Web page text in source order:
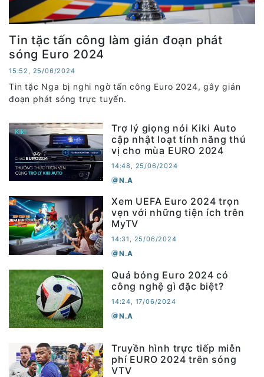
Tin tặc tấn công làm gián đoạn phát
sóng Euro 2024
15:52, 25/06/2024
Tin tặc Nga bị nghi ngờ tấn công Euro 2024, gây gián
đoạn phát sóng trực tuyến.
Trợ lý giọng nói Kiki Auto
cập nhật loạt tính năng thú
vị cho mùa EURO 2024
14:48, 25/06/2024
N.A
Xem UEFA Euro 2024 trọn
vẹn với những tiện ích trên
MyTV
14:31, 25/06/2024
N.A
Quả bóng Euro 2024 có
công nghệ gì đặc biệt?
14:24, 17/06/2024
N.A
Truyền hình trực tiếp miễn
phí EURO 2024 trên sóng
VTV